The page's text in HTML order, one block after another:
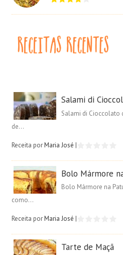
Salami di
Salami di Cioccolato
de...
Receita porMaria José |
Bolo Mármore
Bolo Mármore na
como...
Receita porMaria José |
Tarte de Maçã